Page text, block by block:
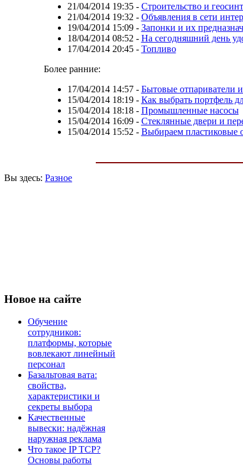
21/04/2014 19:35- Строительство и
21/04/2014 19:32 - Объявления в сети
19/04/2014 15:09- Запонки и их
18/04/2014 08:52 - На сегодняшний день
17/04/2014 20:45- Топливо
Более ранние:
17/04/2014 14:57- Бытовые отпариватели
15/04/2014 18:19- Как выбрать портфель
15/04/2014 18:18- Промышленные насосы
15/04/2014 16:09- Стеклянные двери и
15/04/2014 15:52 - Выбираем пластиковые
Вы здесь: Разное
Новое на сайте
Обучение
сотрудников:
платформы, которые
вовлекают линейный
персонал
Базальтовая вата:
свойства,
характеристики и
секреты выбора
Качественные
вывески: надёжная
наружная реклама
Что такое IP TCP?
Основы работы